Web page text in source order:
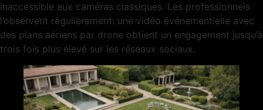
inaccessible aux caméras classiques. Les professionnels
l’observent régulièrement: une vidéo événementielle avec
des plans aériens par drone obtient un engagement jusqu’à
trois fois plus élevé sur les réseaux sociaux.